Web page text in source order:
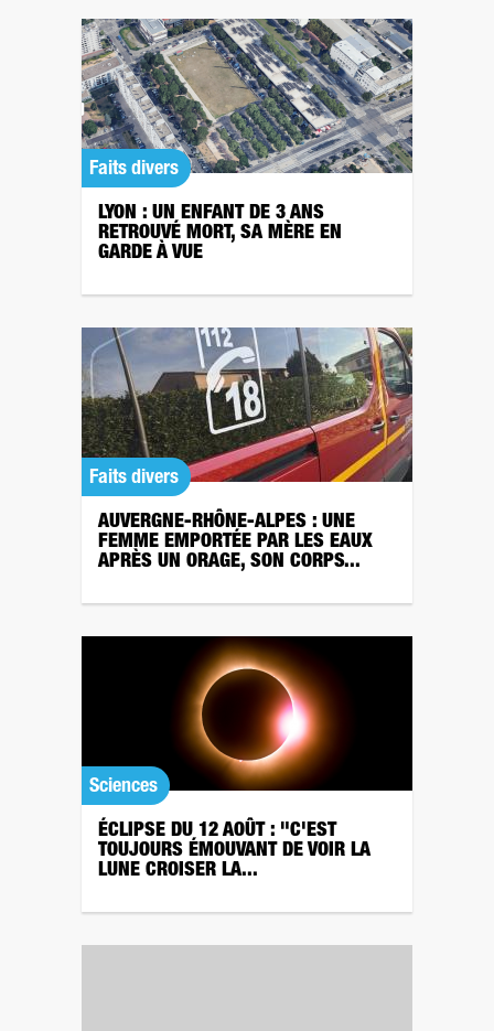
Faits divers
LYON : UN ENFANT DE 3 ANS
RETROUVÉ MORT, SA MÈRE EN
GARDE À VUE
Faits divers
AUVERGNE-RHÔNE-ALPES : UNE
FEMME EMPORTÉE PAR LES EAUX
APRÈS UN ORAGE, SON CORPS...
Sciences
ÉCLIPSE DU 12 AOÛT : "C'EST
TOUJOURS ÉMOUVANT DE VOIR LA
LUNE CROISER LA...